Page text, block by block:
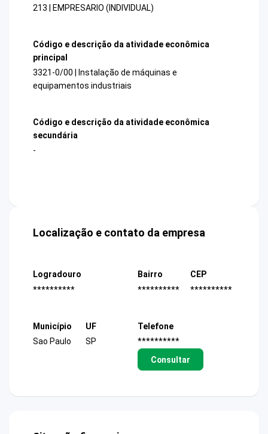
213 | EMPRESARIO (INDIVIDUAL)
Código e descrição da atividade econômica
principal
3321-0/00 | Instalação de máquinas e
equipamentos industriais
Código e descrição da atividade econômica
secundária
-
Localização e contato da empresa
Logradouro
**********
Bairro
**********
CEP
**********
Município
Sao Paulo
UF
SP
Telefone
**********
Consultar